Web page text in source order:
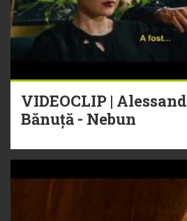
VIDEOCLIP |
Bănuță - Nebun